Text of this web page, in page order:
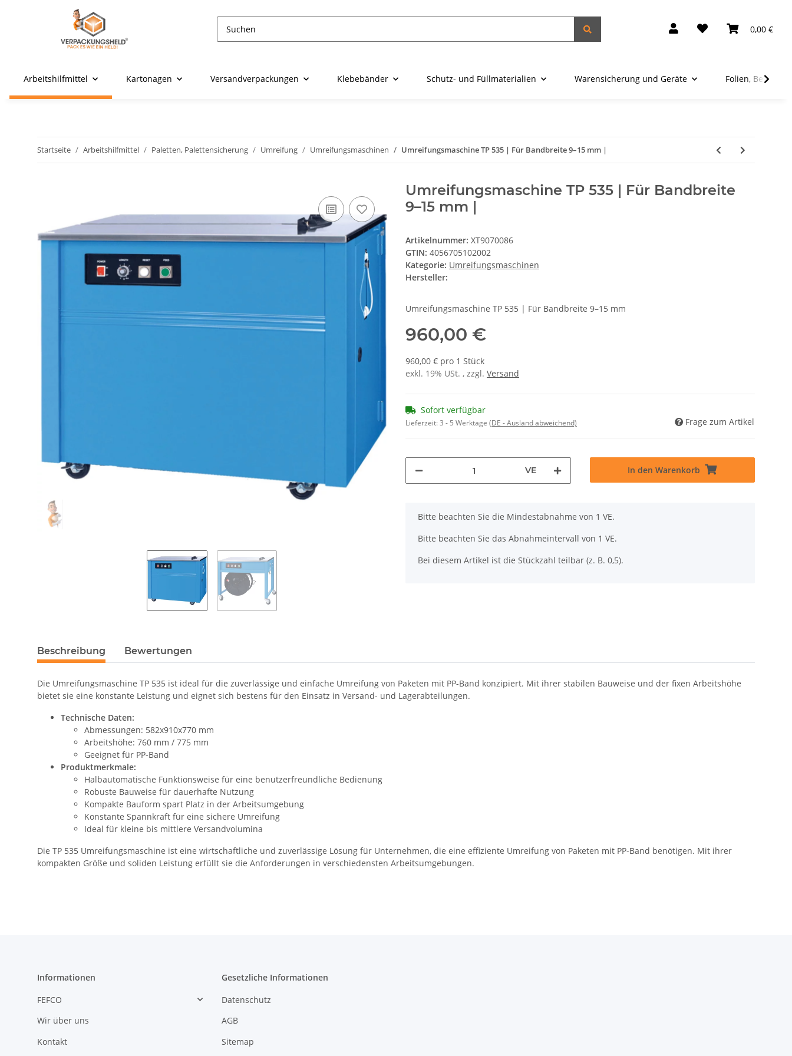
0,00 €
Arbeitshilfmittel Kartonagen Versandverpackungen Klebebänder Schutz- und Füllmaterialien Warensicherung und Geräte Folien, Beutel
Startseite Arbeitshilfmittel Paletten, Palettensicherung Umreifung Umreifungsmaschinen Umreifungsmaschine TP 535 | Für Bandbreite 9–15 mm |
Umreifungsmaschine TP 535 | Für Bandbreite
9–15 mm |
Artikelnummer: XT9070086
GTIN: 4056705102002
Kategorie: Umreifungsmaschinen
Hersteller:
Umreifungsmaschine TP 535 | Für Bandbreite 9–15 mm
960,00 €
960,00 € pro 1 Stück
exkl. 19% USt. , zzgl. Versand
Sofort verfügbar
Lieferzeit:3 - 5 Werktage (DE - Ausland abweichend) Frage zum Artikel
VE In den Warenkorb
x
Bitte beachten Sie die Mindestabnahme von 1 VE.
Bitte beachten Sie das Abnahmeintervall von 1 VE.
Bei diesem Artikel ist die Stückzahl teilbar (z. B. 0,5).
Beschreibung Bewertungen
Die Umreifungsmaschine TP 535 ist ideal für die zuverlässige und einfache Umreifung von Paketen mit PP-Band konzipiert. Mit ihrer stabilen Bauweise und der fixen Arbeitshöhe
bietet sie eine konstante Leistung und eignet sich bestens für den Einsatz in Versand- und Lagerabteilungen.
Technische Daten:
Abmessungen: 582x910x770 mm
Arbeitshöhe: 760 mm / 775 mm
Geeignet für PP-Band
Produktmerkmale:
Halbautomatische Funktionsweise für eine benutzerfreundliche Bedienung
Robuste Bauweise für dauerhafte Nutzung
Kompakte Bauform spart Platz in der Arbeitsumgebung
Konstante Spannkraft für eine sichere Umreifung
Ideal für kleine bis mittlere Versandvolumina
Die TP 535 Umreifungsmaschine ist eine wirtschaftliche und zuverlässige Lösung für Unternehmen, die eine effiziente Umreifung von Paketen mit PP-Band benötigen. Mit ihrer
kompakten Größe und soliden Leistung erfüllt sie die Anforderungen in verschiedensten Arbeitsumgebungen.
Informationen
FEFCO
Wir über uns
Kontakt
Gesetzliche Informationen
Datenschutz
AGB
Sitemap